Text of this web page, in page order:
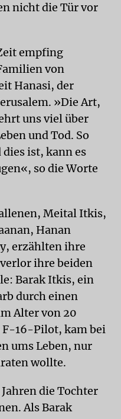
nicht die Tür vor
empfing
von
Hanasi, der
»Die Art,
uns viel über
und Tod. So
ist, kann es
so die Worte
Meital Itkis,
Hanan
erzählten ihre
ihre beiden
Barak Itkis, ein
durch einen
Alter von 20
F-16-Pilot, kam bei
ums Leben, nur
wollte.
die Tochter
Als Barak